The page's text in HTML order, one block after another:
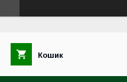
Кошик